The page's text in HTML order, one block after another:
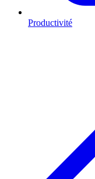
Productivité